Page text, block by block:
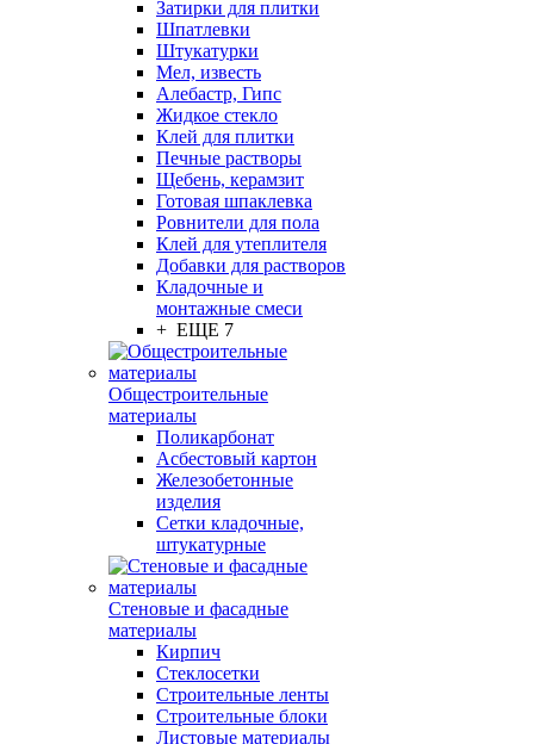
Затирки для плитки
Шпатлевки
Штукатурки
Мел, известь
Алебастр, Гипс
Жидкое стекло
Клей для плитки
Печные растворы
Щебень, керамзит
Готовая шпаклевка
Ровнители для пола
Клей для утеплителя
Добавки для растворов
Кладочные и
монтажные смеси
+ ЕЩЕ 7
Общестроительные
материалы
Поликарбонат
Асбестовый картон
Железобетонные
изделия
Сетки кладочные,
штукатурные
Стеновые и фасадные
материалы
Кирпич
Стеклосетки
Строительные ленты
Строительные блоки
Листовые материалы